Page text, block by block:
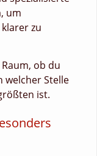
um
zu
ob du
welcher Stelle
ist.